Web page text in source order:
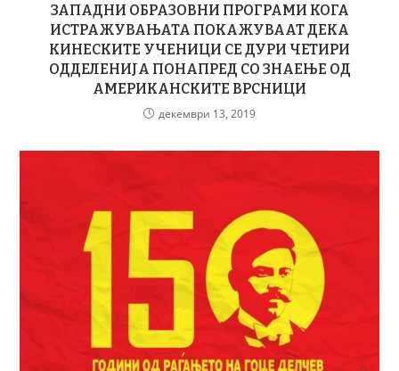
ЗАПАДНИ ОБРАЗОВНИ ПРОГРАМИ КОГА
ИСТРАЖУВАЊАТА ПОКАЖУВААТ ДЕКА
КИНЕСКИТЕ УЧЕНИЦИ СЕ ДУРИ ЧЕТИРИ
ОДДЕЛЕНИЈА ПОНАПРЕД СО ЗНАЕЊЕ ОД
АМЕРИКАНСКИТЕ ВРСНИЦИ
декември 13, 2019